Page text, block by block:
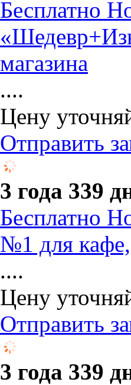
Бесплатно
магазина
....
Цену
Отправить
3 года 339
Бесплатно
№1 для
....
Цену
Отправить
3 года 339